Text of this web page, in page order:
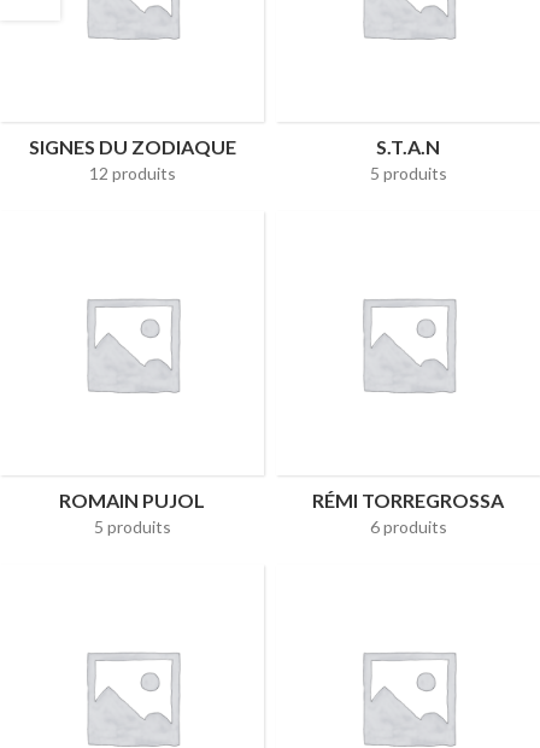
SIGNES DU ZODIAQUE
12 produits
S.T.A.N
5 produits
ROMAIN PUJOL
5 produits
RÉMI TORREGROSSA
6 produits